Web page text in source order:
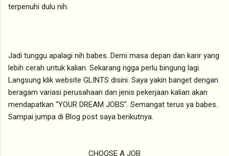
terpenuhi dulu nih.
Jadi tunggu apalagi nih babes. Demi masa depan dan karir yang
lebih cerah untuk kalian. Sekarang ngga perlu bingung lagi.
Langsung klik website GLINTS disini. Saya yakin banget dengan
beragam variasi perusahaan dan jenis pekerjaan kalian akan
mendapatkan "YOUR DREAM JOBS". Semangat terus ya babes.
Sampai jumpa di Blog post saya berikutnya.
CHOOSE A JOB